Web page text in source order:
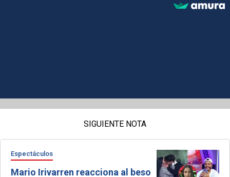
SIGUIENTE NOTA
Espectáculos
Mario Irivarren reacciona al beso